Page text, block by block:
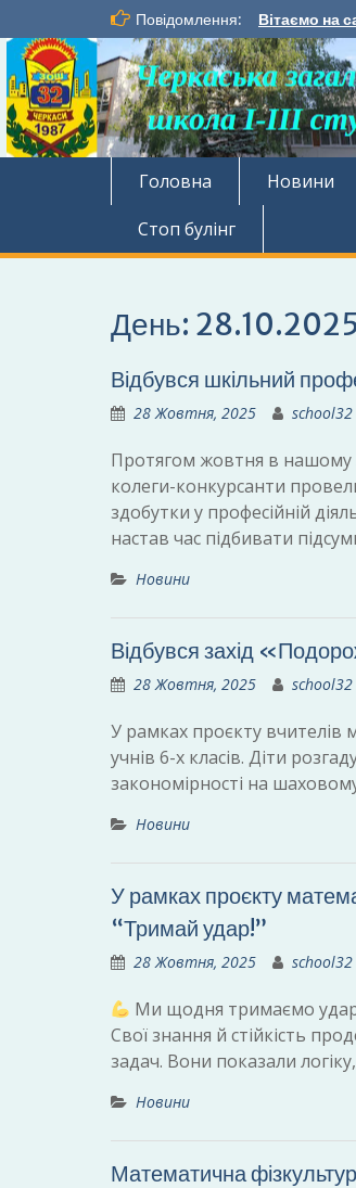
до
вмісту
Повідомлення: Вітаємо на
Головна Новини
Стоп булінг
День:
Відбувся шкільний
28 Жовтня, 2025 school32
Протягом жовтня в нашому
колеги-конкурсанти
здобутки у професійній
настав час підбивати
Новини
Відбувся захід
28 Жовтня, 2025 school32
У рамках проєкту вчителів
учнів 6-х класів. Діти
закономірності на
Новини
У рамках проєкту
“Тримай удар!”
28 Жовтня, 2025 school32
Ми щодня тримаємо удар
Свої знання й стійкість
задач. Вони показали
Новини
Математична